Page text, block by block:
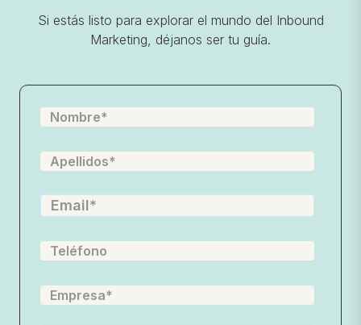
Si estás listo para explorar el mundo del Inbound
Marketing, déjanos ser tu guía.